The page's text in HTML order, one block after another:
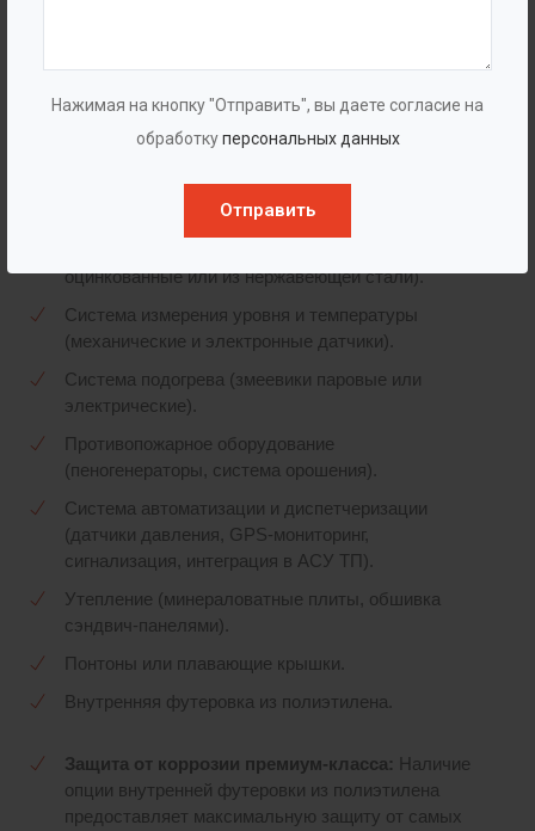
Нажимая на кнопку "Отправить", вы даете согласие на
обработкуперсональных данных
Отправить
основные патрубки, люк-лаз, предохранительный
клапан, дыхательная арматура.
Дополнительное оборудование (опционально):
оцинкованные или из нержавеющей стали).
Система измерения уровня и температуры
(механические и электронные датчики).
Система подогрева (змеевики паровые или
электрические).
Противопожарное оборудование
(пеногенераторы, система орошения).
Система автоматизации и диспетчеризации
(датчики давления, GPS-мониторинг,
сигнализация, интеграция в АСУ ТП).
Утепление (минераловатные плиты, обшивка
сэндвич-панелями).
Понтоны или плавающие крышки.
Внутренняя футеровка из полиэтилена.
Защита от коррозии премиум-класса: Наличие
опции внутренней футеровки из полиэтилена
предоставляет максимальную защиту от самых